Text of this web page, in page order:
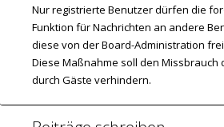
Nur registrierte Benutzer dürfen die
Funktion für Nachrichten an andere
diese von der Board-Administration
Diese Maßnahme soll den Missbrauch
durch Gäste verhindern.